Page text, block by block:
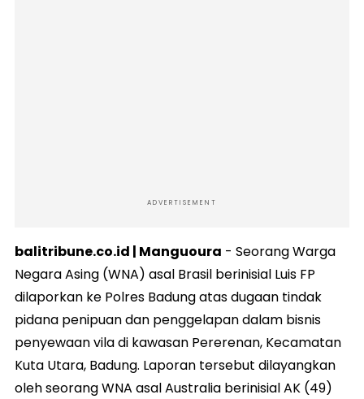
ADVERTISEMENT
balitribune.co.id | Manguoura - Seorang Warga
Negara Asing (WNA) asal Brasil berinisial Luis FP
dilaporkan ke Polres Badung atas dugaan tindak
pidana penipuan dan penggelapan dalam bisnis
penyewaan vila di kawasan Pererenan, Kecamatan
Kuta Utara, Badung. Laporan tersebut dilayangkan
oleh seorang WNA asal Australia berinisial AK (49)